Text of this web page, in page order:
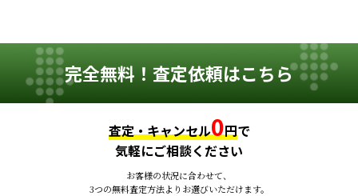
完全無料！査定依頼はこちら
査定・キャンセル0円で
気軽にご相談ください
お客様の状況に合わせて、
3つの無料査定方法よりお選びいただけます。